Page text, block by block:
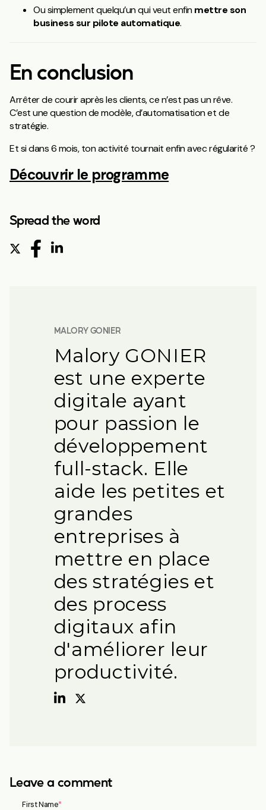
Ou simplement quelqu’un qui veut enfinmettre son
business sur pilote automatique.
En conclusion
Arrêter de courir après les clients, ce n’est pas un rêve.
C’est une question de modèle, d’automatisation et de
stratégie.
Et si dans 6 mois, ton activité tournait enfin avec régularité ?
Découvrir le programme
Spread the word
MALORY GONIER
Malory GONIER
est une experte
digitale ayant
pour passion le
développement
full-stack. Elle
aide les petites et
grandes
entreprises à
mettre en place
des stratégies et
des process
digitaux afin
d'améliorer leur
productivité.
Leave a comment
First Name*